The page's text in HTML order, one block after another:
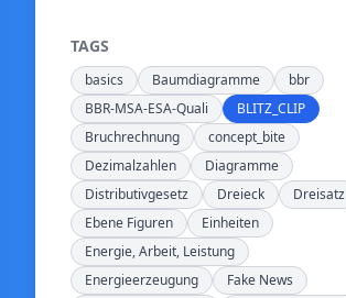
TAGS
basics Baumdiagramme
bbr
BBR-MSA-ESA-Quali
BLITZ_CLIP
Bruchrechnung
concept_bite
Dezimalzahlen
Diagramme
Distributivgesetz
Dreieck
Dreisatz
Ebene Figuren
Einheiten
Energie, Arbeit, Leistung
Energieerzeugung
Fake News